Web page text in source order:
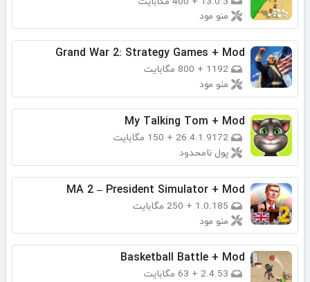
منو مود
Grand War 2: Strategy Games + Mod
1192
+ 800 مگابایت
منو مود
My Talking Tom + Mod
26.4.1.9172
+ 150 مگابایت
پول نامحدود
MA 2 – President Simulator + Mod
1.0.185
+ 250 مگابایت
منو مود
Basketball Battle + Mod
2.4.53
+ 63 مگابایت